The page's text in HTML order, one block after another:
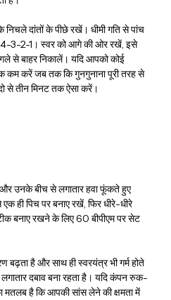
दांतों के पीछे रखें। धीमी गति से पांच
4-3-2-1। स्वर को आगे की ओर रखें, इसे
से बाहर निकालें। यदि आपको कोई
कम करें जब तक कि गुनगुनाना पूरी तरह से
से तीन मिनट तक ऐसा करें।
उनके बीच से लगातार हवा फूंकते हुए
ही पिच पर बनाए रखें, फिर धीरे-धीरे
बनाए रखने के लिए 60 बीपीएम पर सेट
है और साथ ही स्वरयंत्र भी गर्म होते
दबाव बना रहता है। यदि कंपन रुक-
मतलब है कि आपकी सांस लेने की क्षमता में